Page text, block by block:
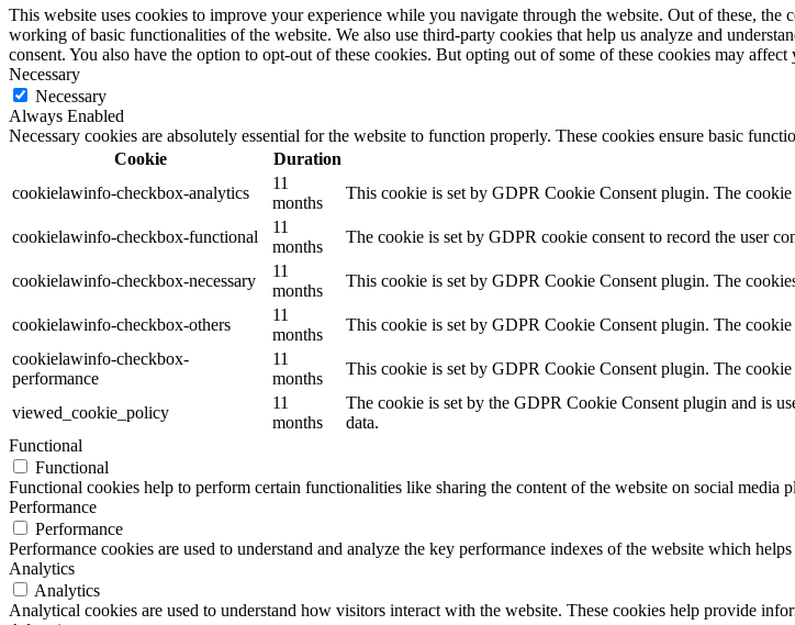
This website uses cookies to improve your experience while you navigate through the website. Out of these, the
working of basic functionalities of the website. We also use third-party cookies that help us analyze and
consent. You also have the option to opt-out of these cookies. But opting out of some of these cookies may
Necessary
Necessary
Always Enabled
Necessary cookies are absolutely essential for the website to function properly. These cookies ensure basic
Cookie
Duration
cookielawinfo-checkbox-analytics
11
months
This cookie is set by GDPR Cookie Consent plugin. The
cookielawinfo-checkbox-functional
11
months
The cookie is set by GDPR cookie consent to record the user
cookielawinfo-checkbox-necessary
11
months
This cookie is set by GDPR Cookie Consent plugin. The
cookielawinfo-checkbox-others
11
months
This cookie is set by GDPR Cookie Consent plugin. The
cookielawinfo-checkbox-
performance
11
months
This cookie is set by GDPR Cookie Consent plugin. The
viewed_cookie_policy
11
months
The cookie is set by the GDPR Cookie Consent plugin and is
data.
Functional
Functional
Functional cookies help to perform certain functionalities like sharing the content of the website on social media
Performance
Performance
Performance cookies are used to understand and analyze the key performance indexes of the website which
Analytics
Analytics
Analytical cookies are used to understand how visitors interact with the website. These cookies help provide